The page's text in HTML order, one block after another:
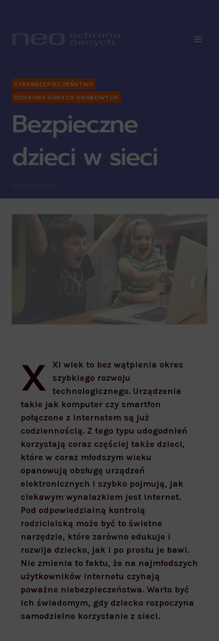
CYBERBEZPIECZEŃSTWO
OCHRONA DANYCH OSOBOWYCH
Bezpieczne
dzieci w sieci
X
XI wiek to bez wątpienia okres
szybkiego rozwoju
technologicznego. Urządzenia
takie jak komputer czy smartfon
połączone z internetem są już
codziennością. Z tego typu udogodnień
korzystają coraz częściej także dzieci,
które w coraz młodszym wieku
opanowują obsługę urządzeń
elektronicznych i szybko pojmują, jak
ciekawym wynalazkiem jest internet.
Pod odpowiedzialną kontrolą
rodzicielską może być to świetne
narzędzie, które zarówno edukuje i
rozwija dziecko, jak i po prostu je bawi.
Nie zmienia to faktu, że na najmłodszych
użytkowników internetu czyhają
poważne niebezpieczeństwa. Warto być
ich świadomym, gdy dziecko rozpoczyna
samodzielne korzystanie z sieci.